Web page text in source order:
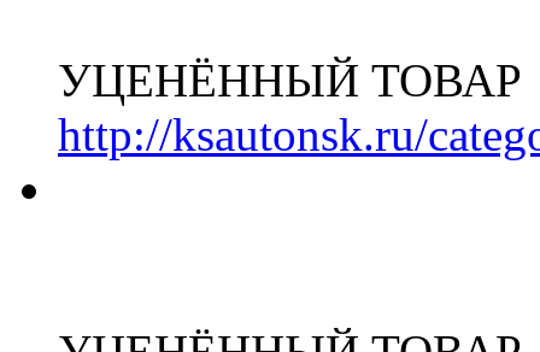
УЦЕНЁННЫЙ ТОВАР
http://ksautonsk.ru/